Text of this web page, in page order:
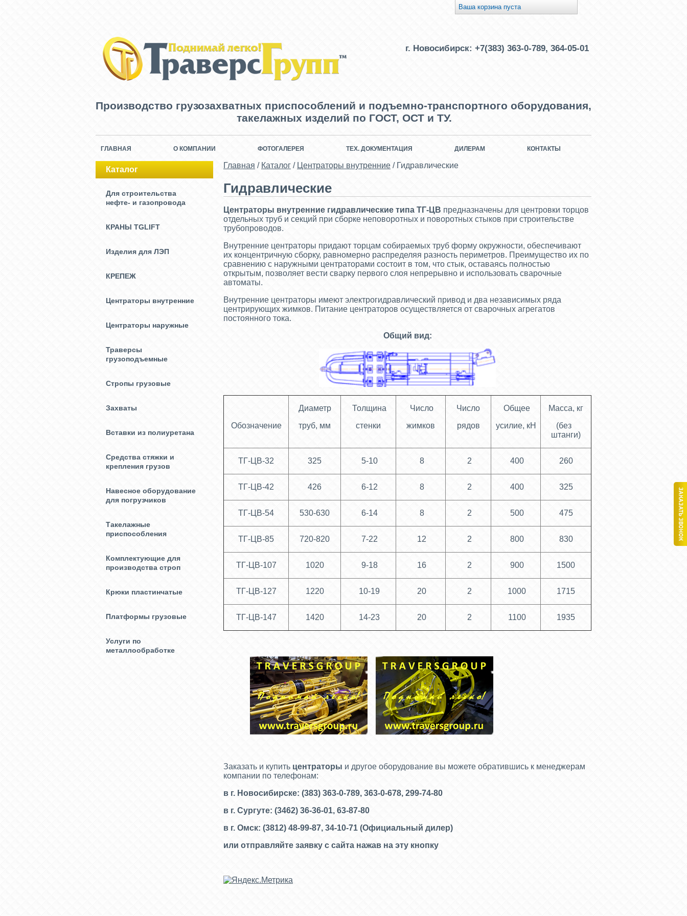
Ваша корзина пуста
г. Новосибирск: +7(383) 363-0-789, 364-05-01
Производство грузозахватных приспособлений и подъемно-транспортного оборудования,
такелажных изделий по ГОСТ, ОСТ и ТУ.
ГЛАВНАЯ О КОМПАНИИ ФОТОГАЛЕРЕЯ ТЕХ. ДОКУМЕНТАЦИЯ ДИЛЕРАМ КОНТАКТЫ
Каталог
Для строительства
нефте- и газопровода
КРАНЫ TGLIFT
Изделия для ЛЭП
КРЕПЕЖ
Центраторы внутренние
Центраторы наружные
Траверсы
грузоподъемные
Стропы грузовые
Захваты
Вставки из полиуретана
Средства стяжки и
крепления грузов
Навесное оборудование
для погрузчиков
Такелажные
приспособления
Комплектующие для
производства строп
Крюки пластинчатые
Платформы грузовые
Услуги по
металлообработке
Главная / Каталог / Центраторы внутренние / Гидравлические
Гидравлические
Центраторы внутренние гидравлические типа ТГ-ЦВ предназначены для центровки торцов
отдельных труб и секций при сборке неповоротных и поворотных стыков при строительстве
трубопроводов.
Внутренние центраторы придают торцам собираемых труб форму окружности, обеспечивают
их концентричную сборку, равномерно распределяя разность периметров. Преимущество их по
сравнению с наружными центраторами состоит в том, что стык, оставаясь полностью
открытым, позволяет вести сварку первого слоя непрерывно и использовать сварочные
автоматы.
Внутренние центраторы имеют электрогидравлический привод и два независимых ряда
центрирующих жимков. Питание центраторов осуществляется от сварочных агрегатов
постоянного тока.
Общий вид:
Обозначение
Диаметр
труб, мм
Толщина
стенки
Число
жимков
Число
рядов
Общее
усилие, кН
Масса, кг
(без
штанги)
ТГ-ЦВ-32 325 5-10 8 2 400 260
ТГ-ЦВ-42 426 6-12 8 2 400 325
ТГ-ЦВ-54 530-630 6-14 8 2 500 475
ТГ-ЦВ-85 720-820 7-22 12 2 800 830
ТГ-ЦВ-107 1020 9-18 16 2 900 1500
ТГ-ЦВ-127 1220 10-19 20 2 1000 1715
ТГ-ЦВ-147 1420 14-23 20 2 1100 1935
Заказать и купить центраторы и другое оборудование вы можете обратившись к менеджерам
компании по телефонам:
в г. Новосибирске: (383) 363-0-789, 363-0-678, 299-74-80
в г. Сургуте: (3462) 36-36-01, 63-87-80
в г. Омск: (3812) 48-99-87, 34-10-71 (Официальный дилер)
или отправляйте заявку с сайта нажав на эту кнопку